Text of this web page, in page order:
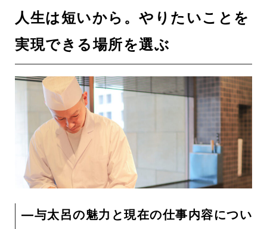
人生は短いから。やりたいことを
実現できる場所を選ぶ
―与太呂の魅力と現在の仕事内容につい